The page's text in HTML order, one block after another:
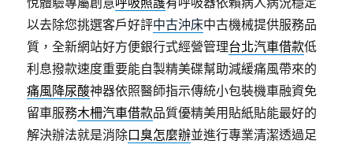
以去除您挑選客戶好評中古沖床中古機械提供服務品
質，全新網站好方便銀行式經營管理台北汽車借款低
利息撥款速度重要能自製精美碟幫助減緩痛風帶來的
痛風降尿酸神器依照醫師指示傳統小包裝機車融資免
留車服務木柵汽車借款品質優精美用貼紙貼能最好的
解決辦法就是消除口臭怎麼辦並進行專業清潔透過足